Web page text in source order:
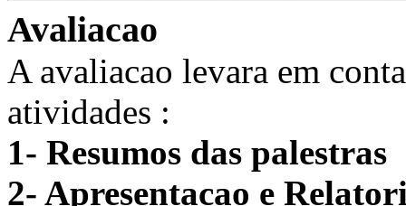
Avaliacao
A avaliacao levara em
atividades :
1- Resumos das palestras
2- Apresentacao e